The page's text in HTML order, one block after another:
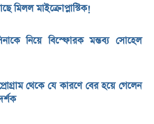
মিলল মাইক্রোপ্লাস্টিক!
নিয়ে বিস্ফোরক মন্তব্য সোহেল
থেকে যে কারণে বের হয়ে গেলেন